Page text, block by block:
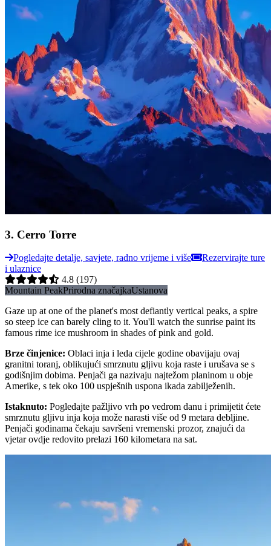
3. Cerro Torre
Pogledajte detalje, savjete, radno vrijeme i više
Rezervirajte ture
i ulaznice
4.8 (197)
Mountain PeakPrirodna značajkaUstanova
Gaze up at one of the planet's most defiantly vertical peaks, a spire
so steep ice can barely cling to it. You'll watch the sunrise paint its
famous rime ice mushroom in shades of pink and gold.
Brze činjenice: Oblaci inja i leda cijele godine obavijaju ovaj
granitni toranj, oblikujući smrznutu gljivu koja raste i urušava se s
godišnjim dobima. Penjači ga nazivaju najtežom planinom u obje
Amerike, s tek oko 100 uspješnih uspona ikada zabilježenih.
Istaknuto: Pogledajte pažljivo vrh po vedrom danu i primijetit ćete
smrznutu gljivu inja koja može narasti više od 9 metara debljine.
Penjači godinama čekaju savršeni vremenski prozor, znajući da
vjetar ovdje redovito prelazi 160 kilometara na sat.